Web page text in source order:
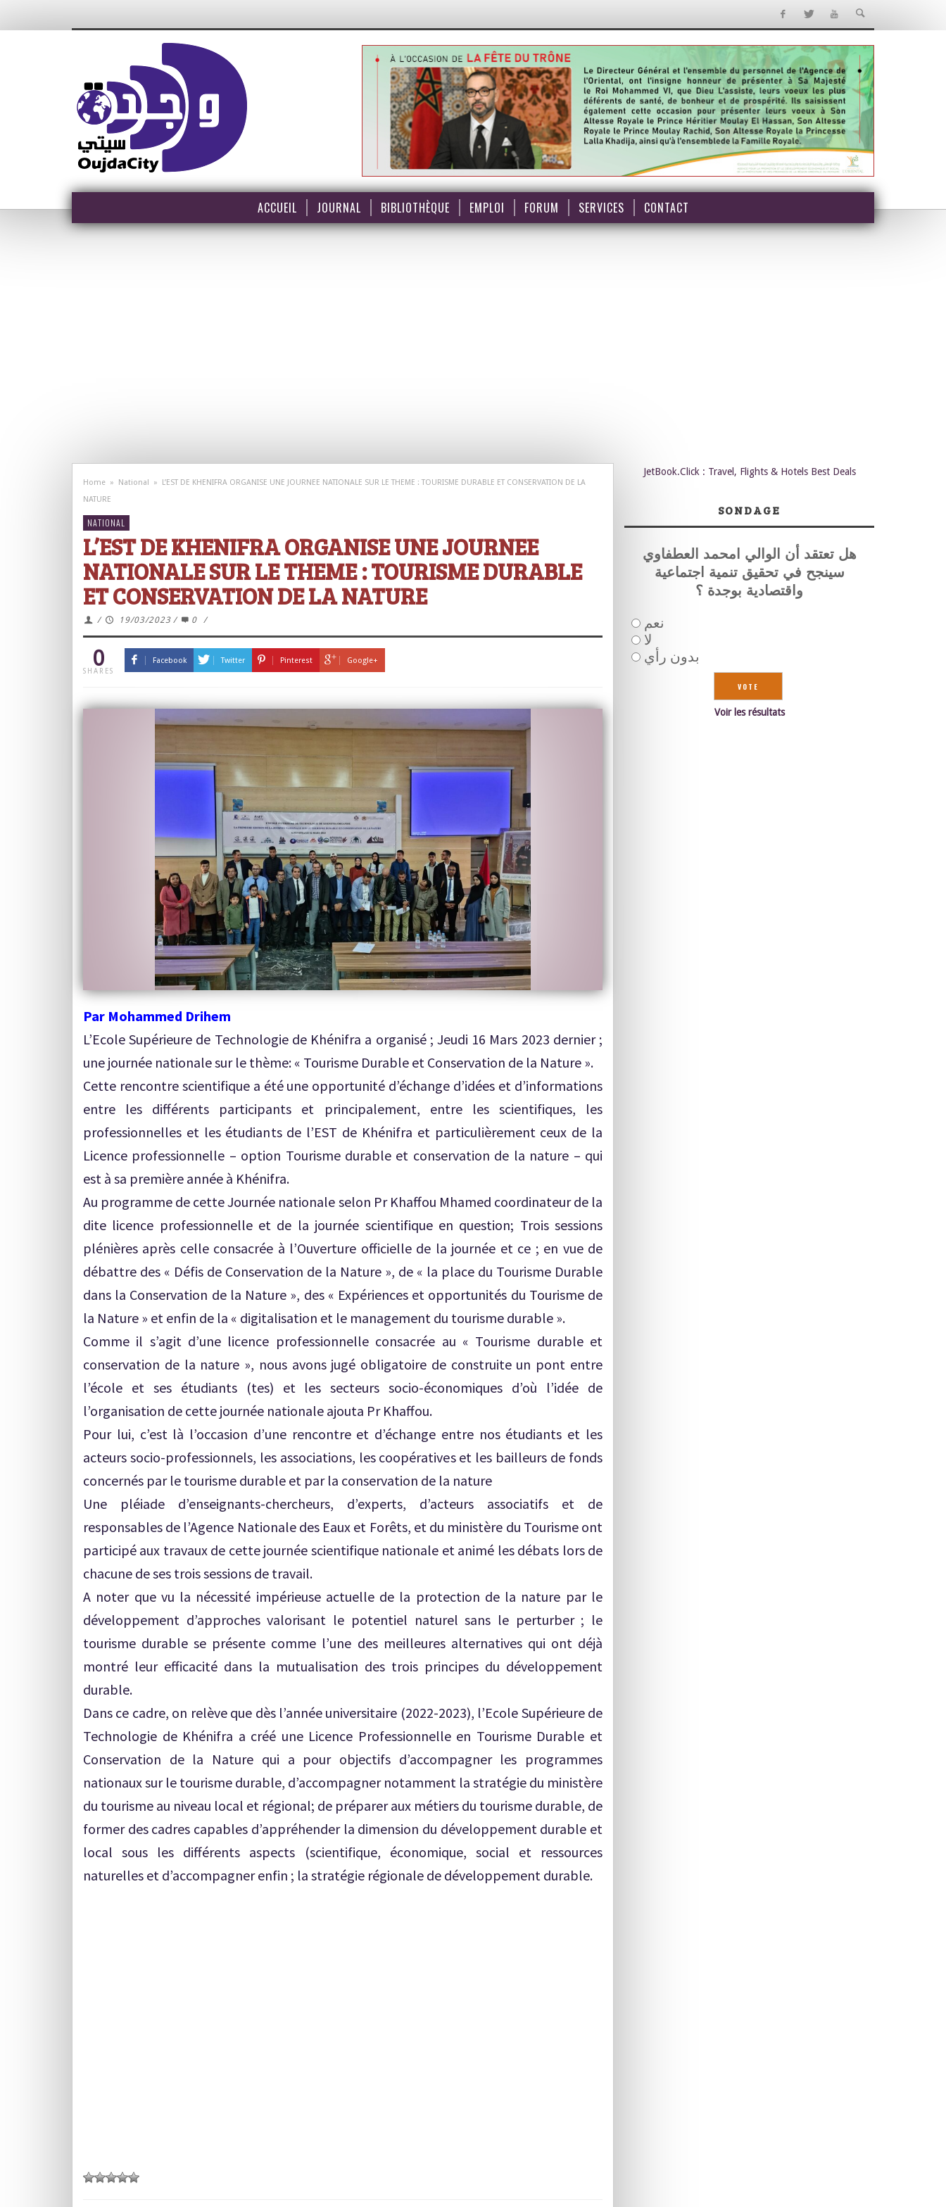
ACCUEIL JOURNAL BIBLIOTHÈQUE EMPLOI FORUM SERVICES CONTACT
Home » National »
L’EST DE KHENIFRA ORGANISE UNE JOURNEE NATIONALE SUR LE THEME : TOURISME DURABLE ET CONSERVATION DE LA
NATURE
NATIONAL
L’EST DE KHENIFRA ORGANISE UNE JOURNEE
NATIONALE SUR LE THEME : TOURISME DURABLE
ET CONSERVATION DE LA NATURE
/ 19/03/2023 / 0 /
0
SHARES
Facebook Twitter Pinterest Google+
Par Mohammed Drihem
L’Ecole Supérieure de Technologie de Khénifra a organisé ; Jeudi 16 Mars 2023 dernier ;
une journée nationale sur le thème: « Tourisme Durable et Conservation de la Nature ».
Cette rencontre scientifique a été une opportunité d’échange d’idées et d’informations
entre les différents participants et principalement, entre les scientifiques, les
professionnelles et les étudiants de l’EST de Khénifra et particulièrement ceux de la
Licence professionnelle – option Tourisme durable et conservation de la nature – qui
est à sa première année à Khénifra.
Au programme de cette Journée nationale selon Pr Khaffou Mhamed coordinateur de la
dite licence professionnelle et de la journée scientifique en question; Trois sessions
plénières après celle consacrée à l’Ouverture officielle de la journée et ce ; en vue de
débattre des « Défis de Conservation de la Nature », de « la place du Tourisme Durable
dans la Conservation de la Nature », des « Expériences et opportunités du Tourisme de
la Nature » et enfin de la « digitalisation et le management du tourisme durable ».
Comme il s’agit d’une licence professionnelle consacrée au « Tourisme durable et
conservation de la nature », nous avons jugé obligatoire de construite un pont entre
l’école et ses étudiants (tes) et les secteurs socio-économiques d’où l’idée de
l’organisation de cette journée nationale ajouta Pr Khaffou.
Pour lui, c’est là l’occasion d’une rencontre et d’échange entre nos étudiants et les
acteurs socio-professionnels, les associations, les coopératives et les bailleurs de fonds
concernés par le tourisme durable et par la conservation de la nature
Une pléiade d’enseignants-chercheurs, d’experts, d’acteurs associatifs et de
responsables de l’Agence Nationale des Eaux et Forêts, et du ministère du Tourisme ont
participé aux travaux de cette journée scientifique nationale et animé les débats lors de
chacune de ses trois sessions de travail.
A noter que vu la nécessité impérieuse actuelle de la protection de la nature par le
développement d’approches valorisant le potentiel naturel sans le perturber ; le
tourisme durable se présente comme l’une des meilleures alternatives qui ont déjà
montré leur efficacité dans la mutualisation des trois principes du développement
durable.
Dans ce cadre, on relève que dès l’année universitaire (2022-2023), l’Ecole Supérieure de
Technologie de Khénifra a créé une Licence Professionnelle en Tourisme Durable et
Conservation de la Nature qui a pour objectifs d’accompagner les programmes
nationaux sur le tourisme durable, d’accompagner notamment la stratégie du ministère
du tourisme au niveau local et régional; de préparer aux métiers du tourisme durable, de
former des cadres capables d’appréhender la dimension du développement durable et
local sous les différents aspects (scientifique, économique, social et ressources
naturelles et d’accompagner enfin ; la stratégie régionale de développement durable.
JetBook.Click : Travel, Flights & Hotels Best Deals
SONDAGE
هل تعتقد أن الوالي امحمد العطفاوي
سينجح في تحقيق تنمية اجتماعية
واقتصادية بوجدة ؟
نعم
لا
بدون رأي
Voir les résultats